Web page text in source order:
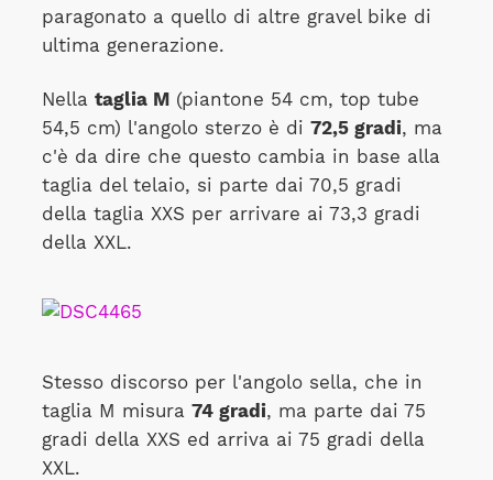
paragonato a quello di altre gravel bike di
ultima generazione.
Nella taglia M(piantone 54 cm, top tube
54,5 cm) l'angolo sterzo è di 72,5 gradi, ma
c'è da dire che questo cambia in base alla
taglia del telaio, si parte dai 70,5 gradi
della taglia XXS per arrivare ai 73,3 gradi
della XXL.
Stesso discorso per l'angolo sella, che in
taglia M misura 74 gradi, ma parte dai 75
gradi della XXS ed arriva ai 75 gradi della
XXL.